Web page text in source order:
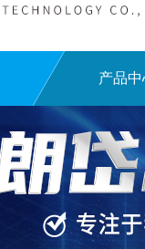
产品中